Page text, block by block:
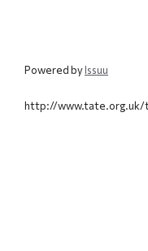
Powered byIssuu
http://www.tate.org.uk/